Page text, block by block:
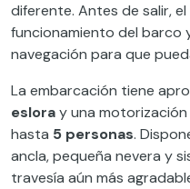
diferente. Antes de salir,
funcionamiento del barco
navegación para que
La embarcación tiene
esloray una motorización
hasta 5 personas.
ancla, pequeña nevera y
travesía aún más